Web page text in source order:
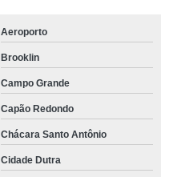
Aeroporto
Brooklin
Campo Grande
Capão Redondo
Chácara Santo Antônio
Cidade Dutra